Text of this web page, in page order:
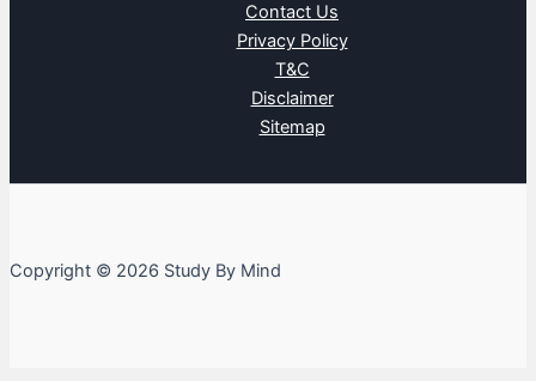
Contact Us
Privacy Policy
T&C
Disclaimer
Sitemap
Copyright © 2026 Study By Mind